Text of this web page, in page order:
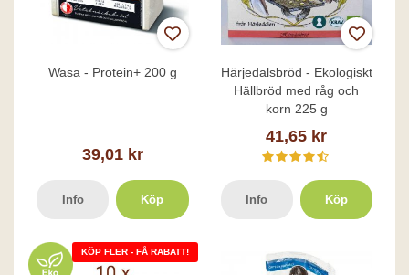
Wasa - Protein+ 200 g
39,01 kr
Info Köp
Härjedalsbröd - Ekologiskt
Hällbröd med råg och
korn 225 g
41,65 kr
Info Köp
KÖP FLER - FÅ RABATT!